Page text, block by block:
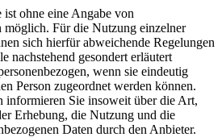
ohne eine Angabe von
möglich. Für die Nutzung einzelner
sich hierfür abweichende Regelungen
nachstehend gesondert erläutert
wenn sie eindeutig
Person zugeordnet werden können.
informieren Sie insoweit über die Art,
Erhebung, die Nutzung und die
Daten durch den Anbieter.